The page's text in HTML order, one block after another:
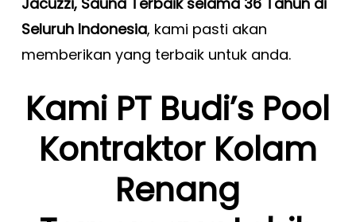
Seluruh Indonesia, kami pasti akan
memberikan yang terbaik untuk anda.
Kami PT Budi’s Pool
Kontraktor Kolam
Renang